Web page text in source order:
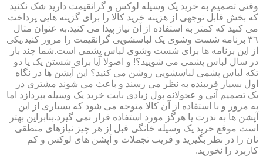
وقتی تصمیم به خرید یک وسیله لوکس و گرانقیمت دارید شک نکنید
که بخش قابل توجهی از هزینه خرید کالا را برای گزینه هایی پرداخت
می کنید که کمتر به استفاده از آن نیاز پیدا می کنید.به عنوان مثال
٣٦ برنامه شست وشوی یک لباسشویی گرانقیمت را مرور کنید.یکی
از این برنامه ها برای شست وشوی لباس پشمی است.شما چند بار
در سال لباس پشمی می شویید؟! و اصولا آیا برای شستن یک یا دو
تکه لباس پشمی لباسشویی روشن می کنید؟ این آپشن ها در نگاه
اول بسیار فریبنده به نظر می رسند و باعث می شوند مشتری در
یک تصمیم آنی و عجولانه پول زیادی بابت خرید یک وسیله بپردازد اما
به مرور و با استفاده از آن کالا متوجه می شود که بسیاری از این
آپشن ها به ندرت یا هرگز مورد استفاده قرار نمی گیرد.بنابراین بهتر
است موقع خرید یک وسیله خانگی قبل از هر چیز نیازهای منطقی
تان را در نظر بگیرید و فریب تجملات و آپشن های لوکس و کم
کاربرد را نخورید.